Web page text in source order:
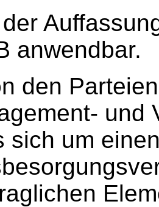
anwendbar.
den
und
sich um